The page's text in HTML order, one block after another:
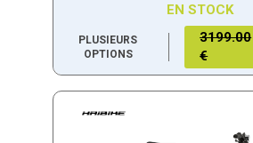
EN STOCK
PLUSIEURS
OPTIONS
3199.00
€